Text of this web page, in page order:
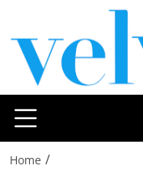
Home /